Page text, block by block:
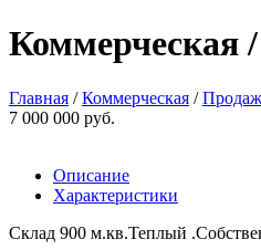
Коммерческая
Главная /Коммерческая /
7 000 000 руб.
Описание
Характеристики
Склад 900 м.кв.Теплый